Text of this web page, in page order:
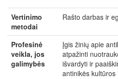
Vertinimo
metodai
Rašto darbas ir
Profesinė
veikla, jos
galimybės
Įgis žinių apie
atpažinti
išvardyti ir
antinikės